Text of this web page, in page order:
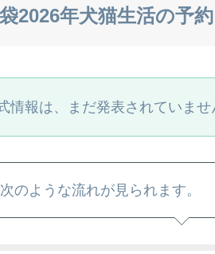
2026年犬猫生活の予
情報は、まだ発表されていませ
のような流れが見られます。